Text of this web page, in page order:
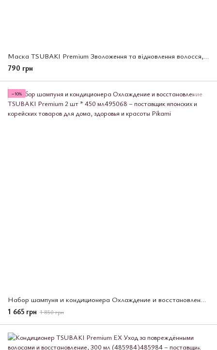
Маска TSUBAKI Premium Зволоження та відновлення волосся, 160 г (485366)
790 грн
−10%
Набор шампуня и кондиционера Охлаждение и восстановление TSUBAKI Premium 2 шт * 450 мл
1 665 грн 1 850 грн